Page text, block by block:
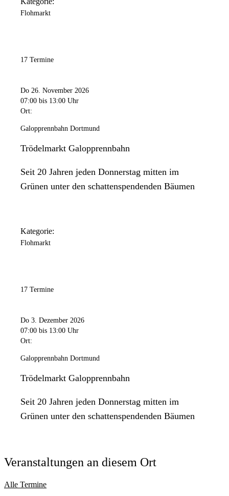
Flohmarkt
17 Termine
Do 26. November 2026
07:00 bis 13:00 Uhr
Ort:
Galopprennbahn Dortmund
Trödelmarkt Galopprennbahn
Seit 20 Jahren jeden Donnerstag mitten im
Grünen unter den schattenspendenden Bäumen
Kategorie:
Flohmarkt
17 Termine
Do 3. Dezember 2026
07:00 bis 13:00 Uhr
Ort:
Galopprennbahn Dortmund
Trödelmarkt Galopprennbahn
Seit 20 Jahren jeden Donnerstag mitten im
Grünen unter den schattenspendenden Bäumen
Veranstaltungen an diesem Ort
Alle Termine